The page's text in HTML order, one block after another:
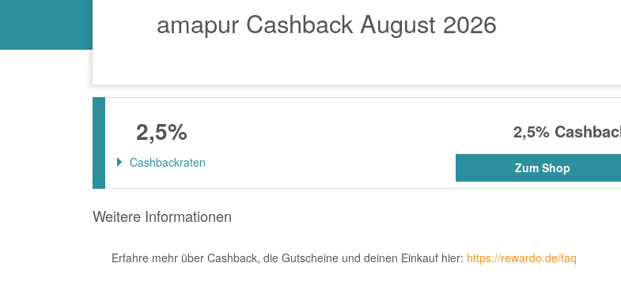
amapur Cashback August 2026
2,5% 2,5%
Cashbackraten Zum Shop
Weitere Informationen
Erfahre mehr über Cashback, die Gutscheine und deinen Einkauf hier: https://rewardo.de/faq